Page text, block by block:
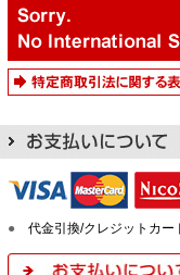
● 代金引換/クレジットカー